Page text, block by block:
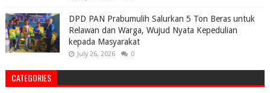
DPD PAN Prabumulih Salurkan 5 Ton Beras untuk
Relawan dan Warga, Wujud Nyata Kepedulian
kepada Masyarakat
July 26, 2026 0
CATEGORIES